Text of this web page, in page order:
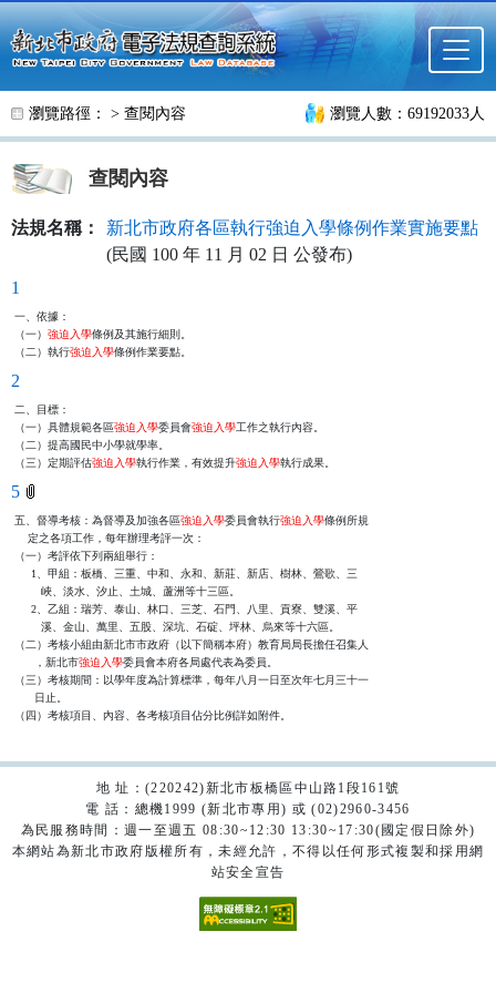
跳至主要內容
瀏覽路徑： > 查閱內容 瀏覽人數：69192033人
查閱內容
法規名稱：
新北市政府各區執行強迫入學條例作業實施要點
(民國 100 年 11 月 02 日 公發布)
1
一、依據：
（一） 強迫入學條例及其施行細則。
（二）執行強迫入學條例作業要點。
2
二、目標：
（一）具體規範各區強迫入學委員會強迫入學工作之執行內容。
（二）提高國民中小學就學率。
（三）定期評估強迫入學執行作業，有效提升強迫入學執行成果。
5
五、督導考核：為督導及加強各區強迫入學委員會執行強迫入學條例所規
    定之各項工作，每年辦理考評一次：
（一）考評依下列兩組舉行：
     1、甲組：板橋、三重、中和、永和、新莊、新店、樹林、鶯歌、三
        峽、淡水、汐止、土城、蘆洲等十三區。
     2、乙組：瑞芳、泰山、林口、三芝、石門、八里、貢寮、雙溪、平
        溪、金山、萬里、五股、深坑、石碇、坪林、烏來等十六區。
（二）考核小組由新北市市政府（以下簡稱本府）教育局局長擔任召集人
      ，新北市
強迫入學委員會本府各局處代表為委員。
（三）考核期間：以學年度為計算標準，每年八月一日至次年七月三十一
      日止。
地 址：(220242)新北市板橋區中山路1段161號
電 話：總機1999 (新北市專用) 或 (02)2960-3456
為民服務時間：週一至週五 08:30~12:30 13:30~17:30(國定假日除外)
本網站為新北市政府版權所有，未經允許，不得以任何形式複製和採用網
站安全宣告